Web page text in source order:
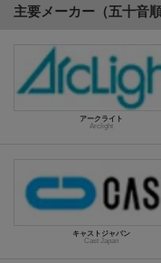
主要メーカー（五十音順
アークライト
Arclight
キャストジャパン
Cast Japan